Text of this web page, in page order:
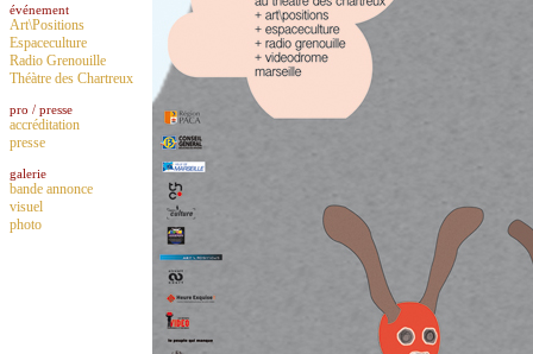
événement
Art\Positions
Espaceculture
Radio Grenouille
Théàtre des Chartreux
pro / presse
accréditation
presse
galerie
bande annonce
visuel
photo